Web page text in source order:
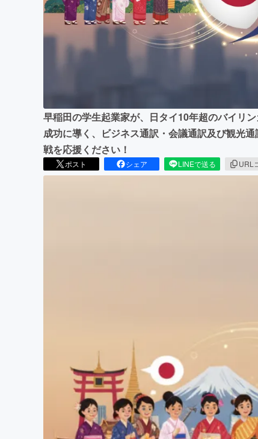
早稲田の学生起業家が、日タイ10年超のバイリ
成功に導く、ビジネス通訳・会議通訳及び観光
戦を応援ください！
ポスト シェア LINEで送る URL